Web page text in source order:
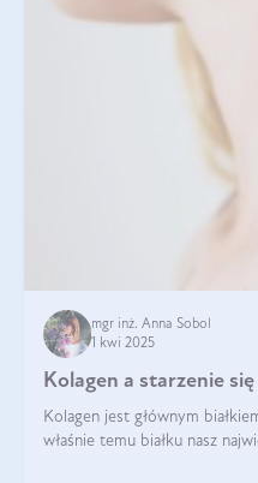
mgr inż. Anna Sobol
1 kwi 2025
Kolagen a starzenie
Kolagen jest głównym
właśnie temu białku nasz